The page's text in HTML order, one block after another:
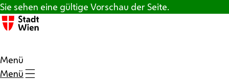
Sie sehen eine gültige Vorschau der Seite.
Zum Inhalt
Menü
Menü